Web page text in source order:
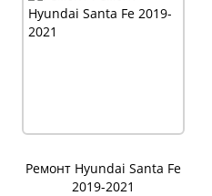
Ремонт Hyundai Santa Fe
2019-2021